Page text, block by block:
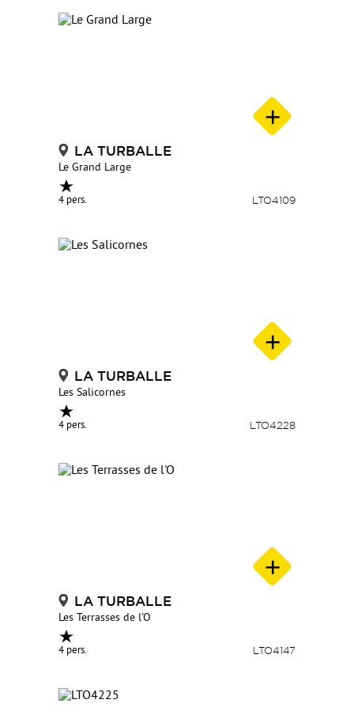
LA TURBALLE
Le Grand Large
4 pers. LTO4109
LA TURBALLE
Les Salicornes
4 pers. LTO4228
LA TURBALLE
Les Terrasses de l'O
4 pers. LTO4147